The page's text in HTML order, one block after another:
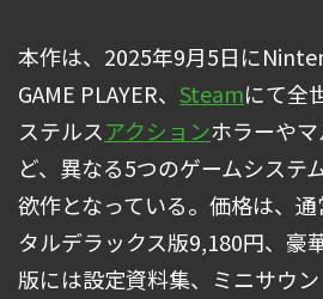
本作は、2025年9月5日に
GAME PLAYER、 Steamにて全
ステルスアクションホラーや
ど、異なる5つのゲームシステ
欲作となっている。価格は、
タルデラックス版9,180円、豪
版には設定資料集、ミニサウ